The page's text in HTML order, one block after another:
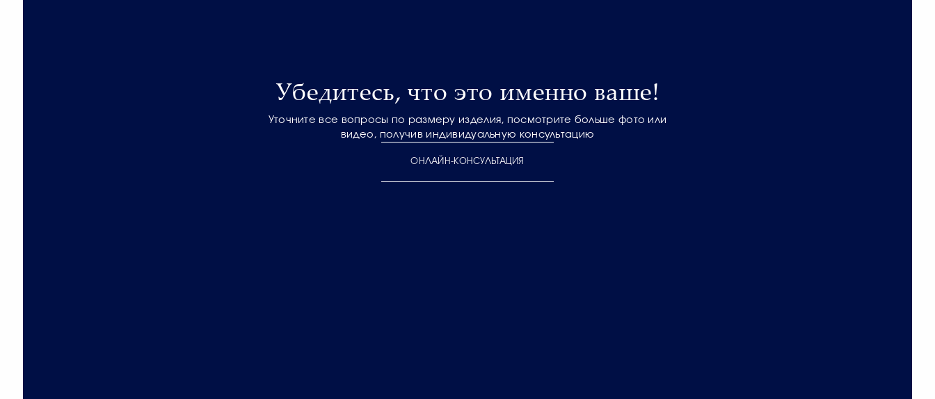
Убедитесь, что это именно ваше!
Уточните все вопросы по размеру изделия, посмотрите больше фото или
видео, получив индивидуальную консультацию
ОНЛАЙН-КОНСУЛЬТАЦИЯ